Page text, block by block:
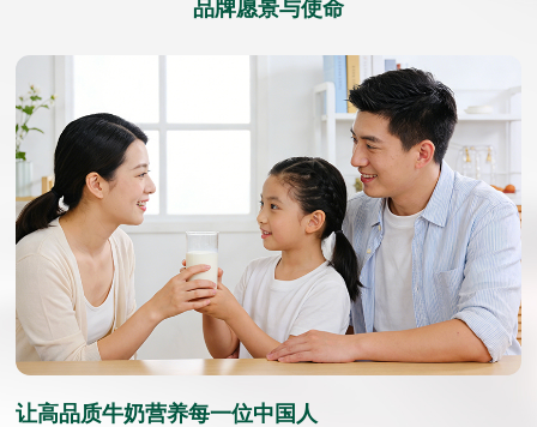
品牌愿景与使命
让高品质牛奶营养每一位中国人